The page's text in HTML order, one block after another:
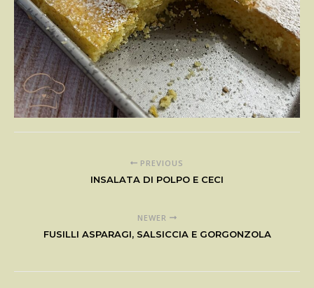
PREVIOUS
INSALATA DI POLPO E CECI
NEWER
FUSILLI ASPARAGI, SALSICCIA E GORGONZOLA